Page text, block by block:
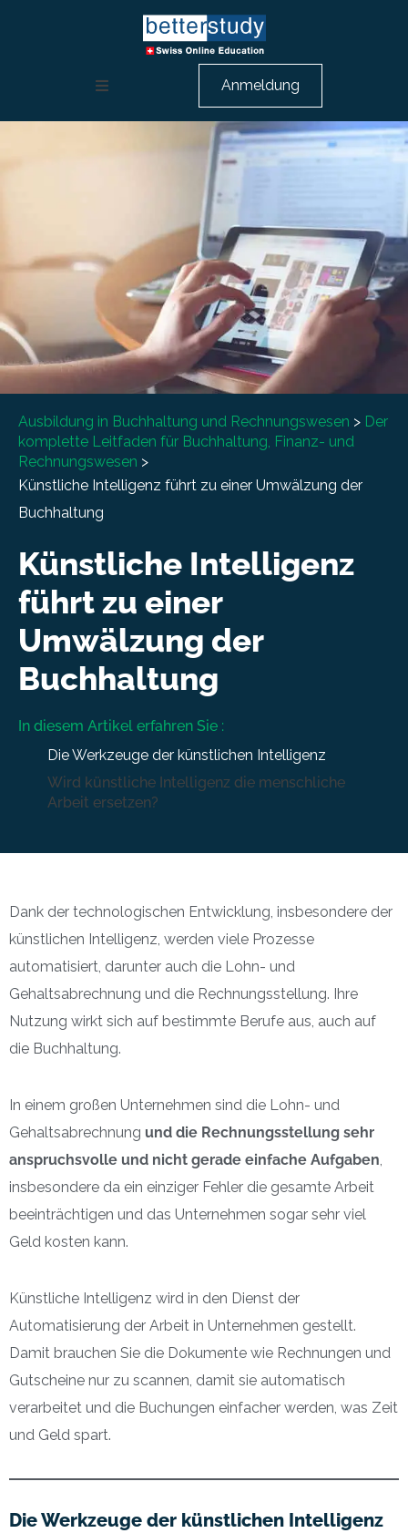
Weiterbildung Rechnungswesen
Berufsbeschreibungen
Über uns
Beratungsgespräch
Anmeldung
Ausbildung in Buchhaltung und Rechnungswesen > Der
komplette Leitfaden für Buchhaltung, Finanz- und
Rechnungswesen >
Künstliche Intelligenz führt zu einer Umwälzung der
Buchhaltung
Künstliche Intelligenz
führt zu einer
Umwälzung der
Buchhaltung
In diesem Artikel erfahren Sie :
Die Werkzeuge der künstlichen Intelligenz
Wird künstliche Intelligenz die menschliche
Arbeit ersetzen?
Dank der technologischen Entwicklung, insbesondere der
künstlichen Intelligenz, werden viele Prozesse
automatisiert, darunter auch die Lohn- und
Gehaltsabrechnung und die Rechnungsstellung. Ihre
Nutzung wirkt sich auf bestimmte Berufe aus, auch auf
die Buchhaltung.
In einem großen Unternehmen sind die Lohn- und
Gehaltsabrechnung und die Rechnungsstellung sehr
anspruchsvolle und nicht gerade einfache Aufgaben
insbesondere da ein einziger Fehler die gesamte Arbeit
beeinträchtigen und das Unternehmen sogar sehr viel
Geld kosten kann.
Künstliche Intelligenz wird in den Dienst der
Automatisierung der Arbeit in Unternehmen gestellt.
Damit brauchen Sie die Dokumente wie Rechnungen und
Gutscheine nur zu scannen, damit sie automatisch
verarbeitet und die Buchungen einfacher werden, was Zeit
und Geld spart.
Die Werkzeuge der künstlichen Intelligenz